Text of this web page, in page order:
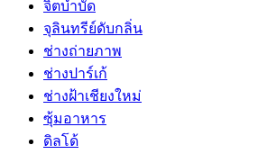
จิตบำบัด
จุลินทรีย์ดับกลิ่น
ช่างถ่ายภาพ
ช่างปาร์เก้
ช่างฝ้าเชียงใหม่
ซุ้มอาหาร
ดิลโด้